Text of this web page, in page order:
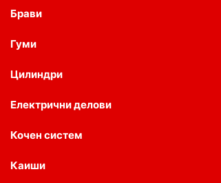
Брави
Гуми
Цилиндри
Електрични делови
Кочен систем
Каиши